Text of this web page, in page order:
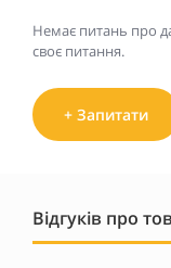
Немає питань про
своє питання.
+ Запитати
Відгуків про